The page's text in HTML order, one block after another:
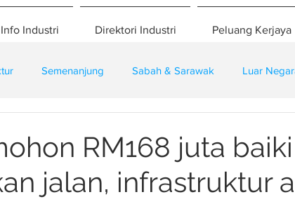
Info Industri Direktori Industri Peluang Kerjaya
Semenanjung Sabah & Sarawak Luar
RM168 juta baiki
jalan, infrastruktur